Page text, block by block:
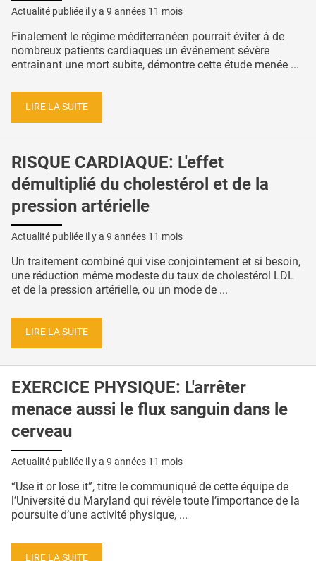
Actualité publiée il y a 9 années 11 mois
Finalement le régime méditerranéen pourrait éviter à de
nombreux patients cardiaques un événement sévère
entraînant une mort subite, démontre cette étude menée ...
LIRE LA SUITE
RISQUE CARDIAQUE: L'effet
démultiplié du cholestérol et de la
pression artérielle
Actualité publiée il y a 9 années 11 mois
Un traitement combiné qui vise conjointement et si besoin,
une réduction même modeste du taux de cholestérol LDL
et de la pression artérielle, ou un mode de ...
LIRE LA SUITE
EXERCICE PHYSIQUE: L'arrêter
menace aussi le flux sanguin dans le
cerveau
Actualité publiée il y a 9 années 11 mois
“Use it or lose it”, titre le communiqué de cette équipe de
l’Université du Maryland qui révèle toute l’importance de la
poursuite d’une activité physique, ...
LIRE LA SUITE